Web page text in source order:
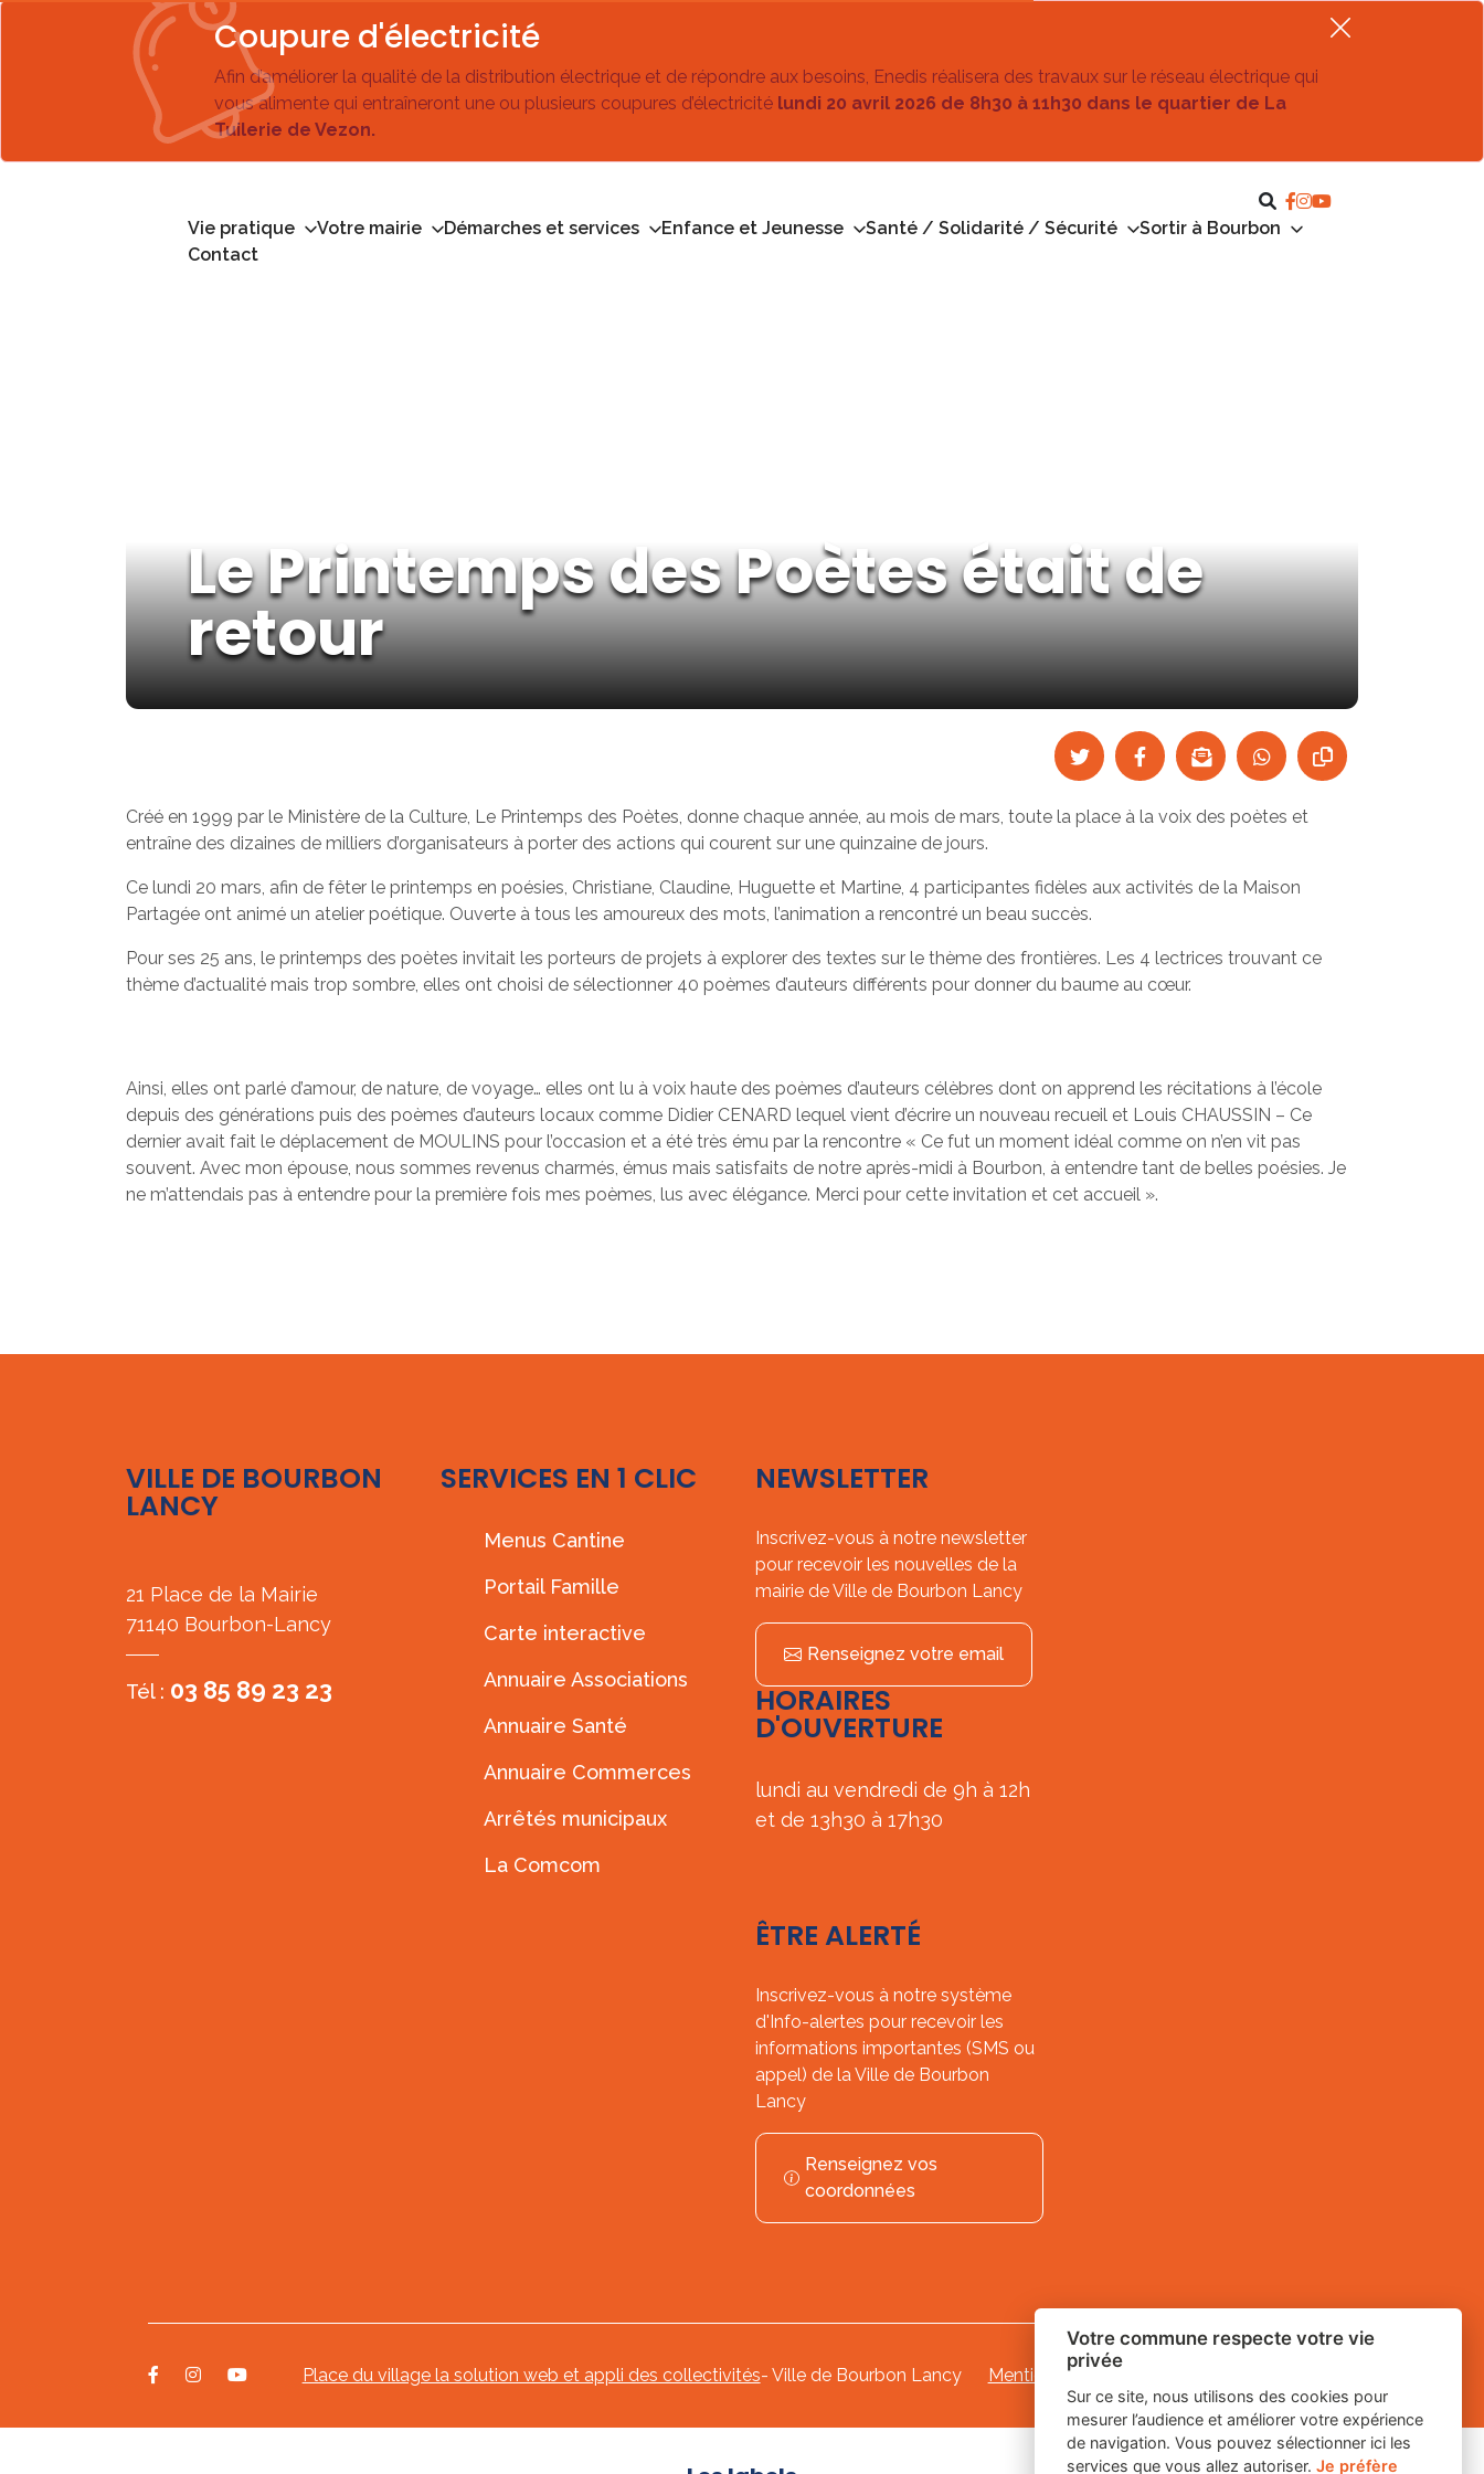
Coupure d'électricité
Afin d’améliorer la qualité de la distribution électrique et de répondre aux besoins, Enedis réalisera des travaux sur le réseau électrique qui
vous alimente qui entraîneront une ou plusieurs coupures d’électricité lundi 20 avril 2026 de 8h30 à 11h30 dans le quartier de La
Tuilerie de Vezon.
Vie pratique Votre mairie Démarches et services Enfance et Jeunesse Santé / Solidarité / Sécurité
Sortir à Bourbon
Contact
Le Printemps des Poètes était de
retour
Créé en 1999 par le Ministère de la Culture, Le Printemps des Poètes, donne chaque année, au mois de mars, toute la place à la voix des poètes et
entraîne des dizaines de milliers d’organisateurs à porter des actions qui courent sur une quinzaine de jours.
Ce lundi 20 mars, afin de fêter le printemps en poésies, Christiane, Claudine, Huguette et Martine, 4 participantes fidèles aux activités de la Maison
Partagée ont animé un atelier poétique. Ouverte à tous les amoureux des mots, l’animation a rencontré un beau succès.
Pour ses 25 ans, le printemps des poètes invitait les porteurs de projets à explorer des textes sur le thème des frontières. Les 4 lectrices trouvant ce
thème d’actualité mais trop sombre, elles ont choisi de sélectionner 40 poèmes d’auteurs différents pour donner du baume au cœur.
Ainsi, elles ont parlé d’amour, de nature, de voyage… elles ont lu à voix haute des poèmes d’auteurs célèbres dont on apprend les récitations à l’école
depuis des générations puis des poèmes d’auteurs locaux comme Didier CENARD lequel vient d’écrire un nouveau recueil et Louis CHAUSSIN – Ce
dernier avait fait le déplacement de MOULINS pour l’occasion et a été très ému par la rencontre « Ce fut un moment idéal comme on n’en vit pas
souvent. Avec mon épouse, nous sommes revenus charmés, émus mais satisfaits de notre après-midi à Bourbon, à entendre tant de belles poésies. Je
ne m’attendais pas à entendre pour la première fois mes poèmes, lus avec élégance. Merci pour cette invitation et cet accueil ».
VILLE DE BOURBON
LANCY
21 Place de la Mairie
71140 Bourbon-Lancy
Tél : 03 85 89 23 23
SERVICES EN 1 CLIC
Menus Cantine
Portail Famille
Carte interactive
Annuaire Associations
Annuaire Santé
Annuaire Commerces
Arrêtés municipaux
La Comcom
NEWSLETTER
Inscrivez-vous à notre newsletter
pour recevoir les nouvelles de la
mairie de Ville de Bourbon Lancy
Renseignez votre email
HORAIRES
D'OUVERTURE
lundi au vendredi de 9h à 12h
et de 13h30 à 17h30
ÊTRE ALERTÉ
Inscrivez-vous à notre système
d'Info-alertes pour recevoir les
informations importantes (SMS ou
appel) de la Ville de Bourbon
Lancy
Renseignez vos
coordonnées
Place du village la solution web et appli des collectivités- Ville de Bourbon Lancy Mentions légales
Votre commune respecte votre vie
privée
Sur ce site, nous utilisons des cookies pour
mesurer l’audience et améliorer votre expérience
de navigation. Vous pouvez sélectionner ici les
services que vous allez autoriser. Je préfère